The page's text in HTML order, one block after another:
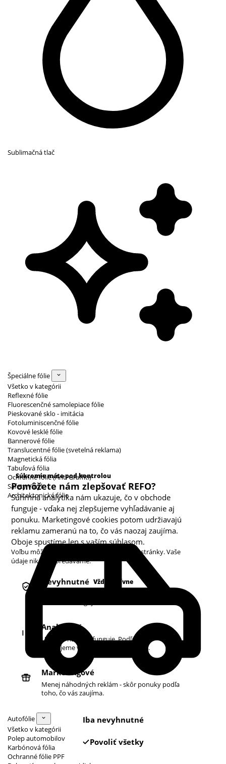
Sublimačná tlač
Špeciálne fólie
Všetko v kategórii
Reflexné fólie
Fluorescenčné samolepiace fólie
Pieskované sklo - imitácia
Fotoluminiscenčné fólie
Kovové lesklé fólie
Bannerové fólie
Translucentné fólie (svetelná reklama)
Magnetická fólia
Tabuľová fólia
Ochranné fólie (Anti Graffiti)
Safety Vinyl
Architektonické fólie
Autofólie
Všetko v kategórii
Polep automobilov
Karbónová fólia
Ochranné fólie PPF
Súkromie máte pod kontrolou
Pomôžete nám zlepšovať REFO?
Súhrnná analytika nám ukazuje, čo v obchode
funguje - vďaka nej zlepšujeme vyhľadávanie aj
ponuku. Marketingové cookies potom udržiavajú
reklamu zameranú na to, čo vás naozaj zaujíma.
Oboje spustíme len s vaším súhlasom.
Voľbu môžete kedykoľvek zmeniť v pätičke stránky. Vaše
údaje nikdy nepredávame.
Kategórie cookies
Nevyhnutné Vždy aktívne
Analytické
Ukazujú nám, čo funguje. Podľa toho
zlepšujeme vyhľadávanie aj ponuku.
Marketingové
Menej náhodných reklám - skôr ponuky podľa
toho, čo vás zaujíma.
Iba nevyhnutné
Povoliť všetky